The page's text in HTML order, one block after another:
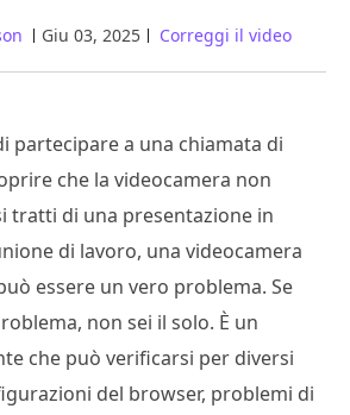
Giu 03, 2025 Correggi il video
partecipare a una chiamata di
che la videocamera non
tratti di una presentazione in
di lavoro, una videocamera
essere un vero problema. Se
non sei il solo. È un
che può verificarsi per diversi
del browser, problemi di